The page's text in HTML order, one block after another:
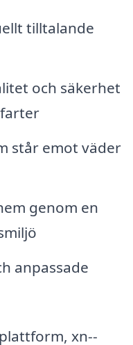
tilltalande
och säkerhet
står emot väder
genom en
anpassade
xn--